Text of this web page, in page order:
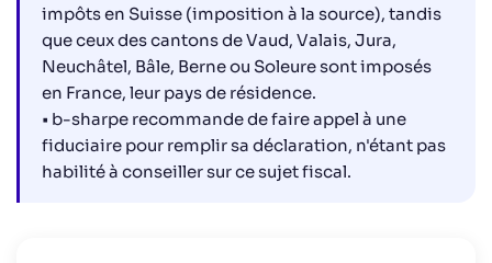
Quels comptes bancaires faut-il déclarer ?
Conclusion
impôts en Suisse (imposition à la source), tandis
que ceux des cantons de Vaud, Valais, Jura,
Neuchâtel, Bâle, Berne ou Soleure sont imposés
en France, leur pays de résidence.
• b-sharpe recommande de faire appel à une
fiduciaire pour remplir sa déclaration, n'étant pas
habilité à conseiller sur ce sujet fiscal.